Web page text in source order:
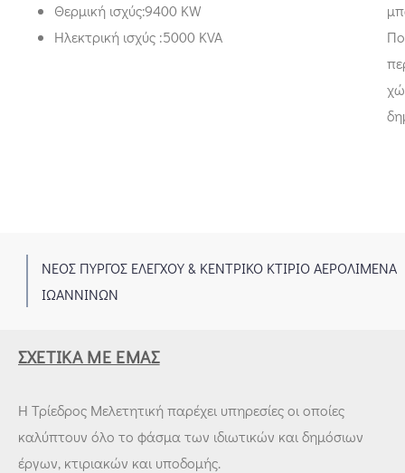
Θερμική ισχύς:9400 ΚW
Ηλεκτρική ισχύς :5000 KVA
ΝΕΟΣ ΠΥΡΓΟΣ ΕΛΕΓΧΟΥ & ΚΕΝΤΡΙΚΟ ΚΤΙΡΙΟ ΑΕΡΟΛΙΜΕΝΑ
ΙΩΑΝΝΙΝΩΝ
ΣΧΕΤΙΚΆ ΜΕ ΕΜΆΣ
Η Τρίεδρος Μελετητική παρέχει υπηρεσίες οι οποίες
καλύπτουν όλο το φάσμα των ιδιωτικών και δημόσιων
έργων, κτιριακών και υποδομής.